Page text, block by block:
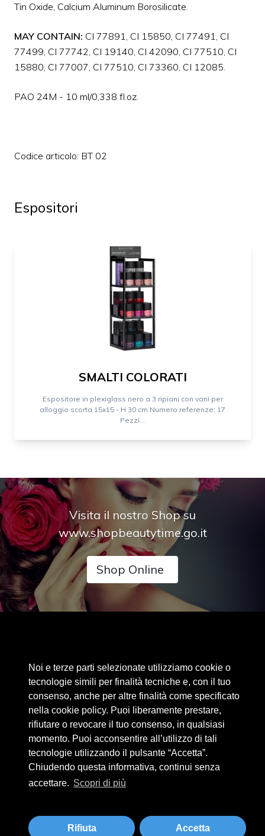
Noi e terze parti selezionate utilizziamo cookie o
tecnologie simili per finalità tecniche e, con il tuo
consenso, anche per altre finalità come specificato
nella cookie policy. Puoi liberamente prestare,
rifiutare o revocare il tuo consenso, in qualsiasi
momento. Puoi acconsentire all’utilizzo di tali
tecnologie utilizzando il pulsante “Accetta”.
Chiudendo questa informativa, continui senza
accettare. Scopri di più
Rifiuta Accetta
Tin Oxide, Calcium Aluminum Borosilicate.
MAY CONTAIN: CI 77891, CI 15850, CI 77491, CI
77499, CI 77742, CI 19140, CI 42090, CI 77510, CI
15880, CI 77007, CI 77510, CI 73360, CI 12085.
PAO 24M - 10 ml/0,338 fl.oz.
Codice articolo: BT 02
Espositori
SMALTI COLORATI
Espositore in plexiglass nero a 3 ripiani con vani per
alloggio scorta 15x15 - H 30 cm Numero referenze: 17
Pezzi...
Visita il nostro Shop su
www.shopbeautytime.go.it
Shop Online
Cookie Policy
Privacy Policy
Privacy Clienti / Fornitori
BEAUTYTIME INTERNATIONAL S.R.L.
UNIPERSONALE
beautytime@beautytime.go.it